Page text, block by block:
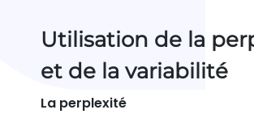
Utilisation de la
et de la variabilité
La perplexité